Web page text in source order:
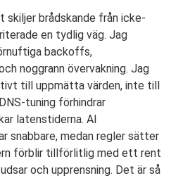
skiljer brådskande från icke-
en tydlig väg. Jag
backoffs,
noggrann övervakning. Jag
till uppmätta värden, inte till
tuning förhindrar
latenstiderna. AI
snabbare, medan regler sätter
förblir tillförlitlig med ett rent
och upprensning. Det är så